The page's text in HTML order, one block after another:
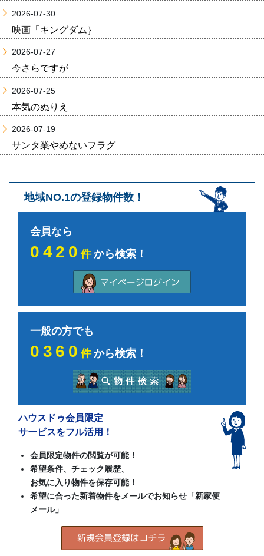
2026-07-30
映画「キングダム｝
2026-07-27
今さらですが
2026-07-25
本気のぬりえ
2026-07-19
サンタ業やめないフラグ
地域NO.1の登録物件数！
会員なら
0420件から検索！
一般の方でも
0360件から検索！
ハウスドゥ会員限定
サービスをフル活用！
会員限定物件の閲覧が可能！
希望条件、チェック履歴、
お気に入り物件を保存可能！
希望に合った新着物件をメールでお知らせ「新家便
メール」